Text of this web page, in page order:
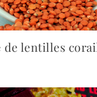
de lentilles